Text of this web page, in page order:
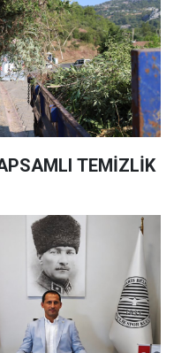
TEMİZLİK